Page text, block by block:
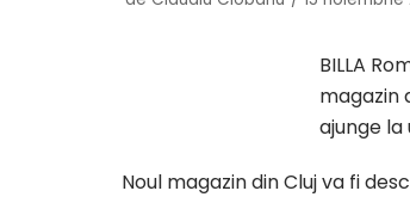
BILLA
magazin
ajunge
Noul magazin din Cluj va fi